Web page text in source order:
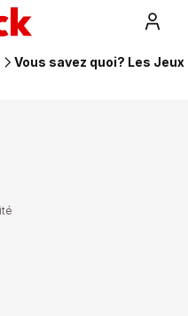
Vous savez quoi? Les